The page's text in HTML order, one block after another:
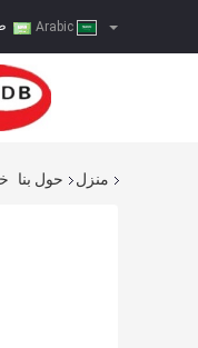
منزل حول بنا